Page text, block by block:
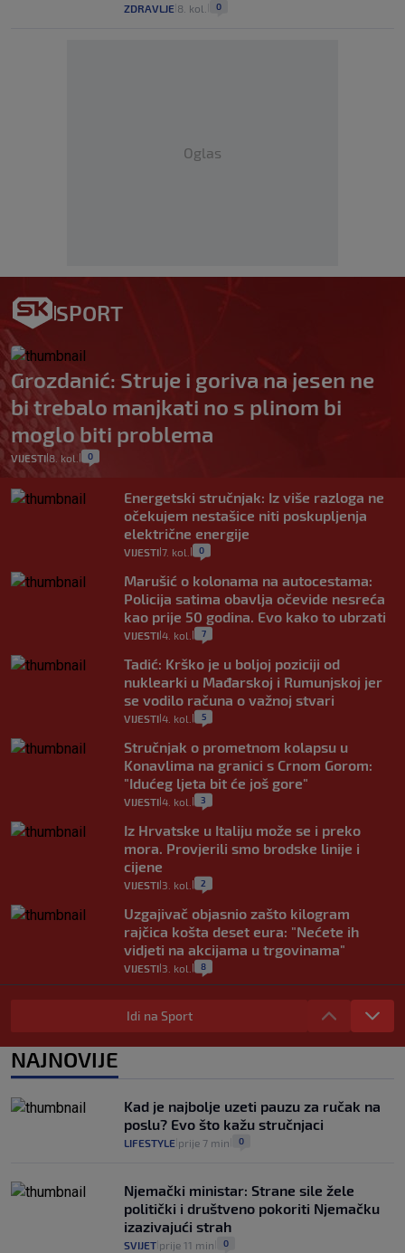
ZDRAVLJE 8. kol. 0
Oglas
SPORT
Grozdanić: Struje i goriva na jesen ne
bi trebalo manjkati no s plinom bi
moglo biti problema
VIJESTI| 8. kol. 0
Energetski stručnjak: Iz više razloga ne
očekujem nestašice niti poskupljenja
električne energije
VIJESTI 7. kol. 0
Marušić o kolonama na autocestama:
Policija satima obavlja očevide nesreća
kao prije 50 godina. Evo kako to ubrzati
VIJESTI 4. kol. 7
Tadić: Krško je u boljoj poziciji od
nuklearki u Mađarskoj i Rumunjskoj jer
se vodilo računa o važnoj stvari
VIJESTI 4. kol. 5
Stručnjak o prometnom kolapsu u
Konavlima na granici s Crnom Gorom:
"Idućeg ljeta bit će još gore"
VIJESTI 4. kol. 3
Iz Hrvatske u Italiju može se i preko
mora. Provjerili smo brodske linije i
cijene
VIJESTI 3. kol. 2
Uzgajivač objasnio zašto kilogram
rajčica košta deset eura: "Nećete ih
vidjeti na akcijama u trgovinama"
VIJESTI 3. kol. 8
Selidba je jedno od stresnijih iskustava.
Evo aktualnih cijena i nekoliko savjeta
0
automobilom na Hvar iz Zagreba, a
koliko iz Osijeka
VIJESTI 14
Idi na Sport
NAJNOVIJE
Kad je najbolje uzeti pauzu za ručak na
poslu? Evo što kažu stručnjaci
LIFESTYLE prije 7 min 0
Njemački ministar: Strane sile žele
politički i društveno pokoriti Njemačku
izazivajući strah
SVIJET prije 11 min 0